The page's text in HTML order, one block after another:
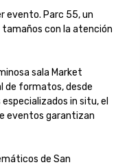
evento. Parc 55, un
tamaños con la atención
sala Market
de formatos, desde
in situ, el
eventos garantizan
de San